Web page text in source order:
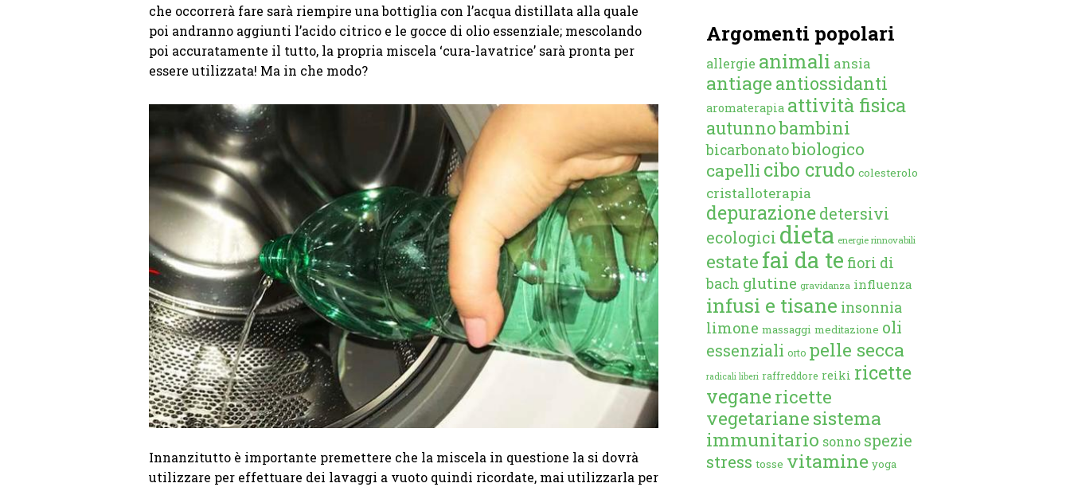
che occorrerà fare sarà riempire una bottiglia con l’acqua distillata alla quale
poi andranno aggiunti l’acido citrico e le gocce di olio essenziale; mescolando
poi accuratamente il tutto, la propria miscela ‘cura-lavatrice’ sarà pronta per
essere utilizzata! Ma in che modo?
Innanzitutto è importante premettere che la miscela in questione la si dovrà
utilizzare per effettuare dei lavaggi a vuoto quindi ricordate, mai utilizzarla per
Argomenti popolari
allergie animali ansia
antiage antiossidanti
aromaterapia attività fisica
autunnobambini
bicarbonatobiologico
capelli cibo crudo colesterolo
cristalloterapia
depurazione detersivi
ecologici dieta energie rinnovabili
estate fai da te fiori di
bach glutine gravidanza influenza
infusi e tisane insonnia
limone massaggi meditazione oli
essenziali orto pelle secca
radicali liberi raffreddore reiki ricette
veganericette
vegetariane sistema
immunitario sonno spezie
stress tosse vitamine yoga